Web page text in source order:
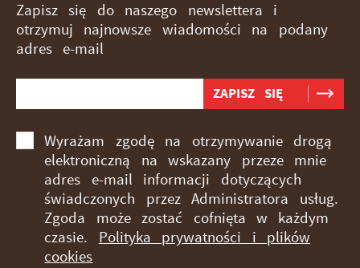
Zapisz się do naszego newslettera i
otrzymuj najnowsze wiadomości na podany
adres e-mail
Wyrażam zgodę na otrzymywanie drogą
elektroniczną na wskazany przeze mnie
adres e-mail informacji dotyczących
świadczonych przez Administratora usług.
Zgoda może zostać cofnięta w każdym
czasie. Polityka prywatności i plików
cookies